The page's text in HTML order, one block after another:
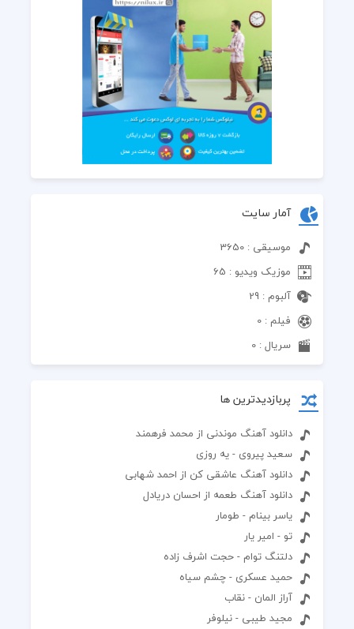
آمار سایت
موسیقی : 3650
موزیک ویدیو : 65
آلبوم : 29
فیلم : 0
سریال : 0
پربازدیدترین ها
دانلود آهنگ موندنی از محمد فرهمند
سعید پیروی - یه روزی
دانلود آهنگ عاشقی کن از احمد شهابی
دانلود آهنگ طعمه از احسان دریادل
یاسر بینام - طومار
تو - امیر یار
دلتنگ توام - حجت اشرف زاده
حمید عسکری - چشم سیاه
آراز المان - نقاب
مجید طیبی - نیلوفر